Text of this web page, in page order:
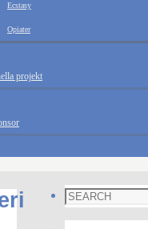
Ecstasy
Opiater
projekt
Search
for: